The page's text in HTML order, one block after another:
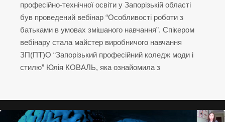
професійно-технічної освіти у Запорізькій області
був проведений вебінар “Особливості роботи з
батьками в умовах змішаного навчання”. Спікером
вебінару стала майстер виробничого навчання
ЗП(ПТ)О “Запорізький професійний коледж моди і
стилю” Юлія КОВАЛЬ, яка ознайомила з